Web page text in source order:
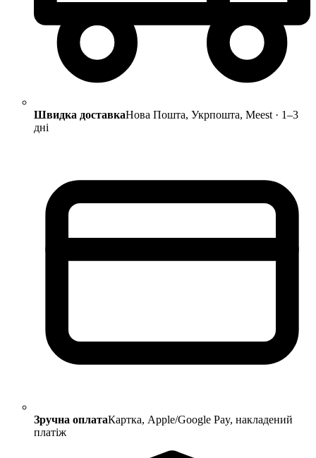
Швидка доставкаНова Пошта, Укрпошта, Meest · 1–3
дні
Зручна оплатаКартка, Apple/Google Pay, накладений
платіж